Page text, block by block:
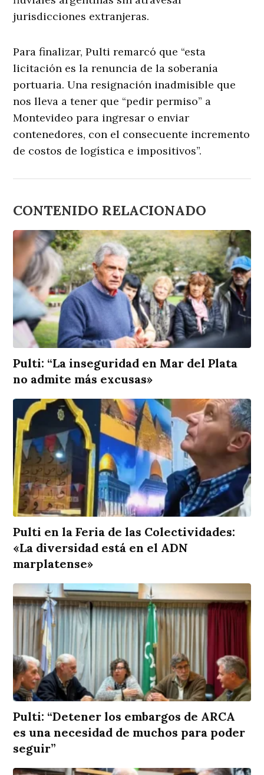
jurisdicciones extranjeras.
Para finalizar, Pulti remarcó que “esta
licitación es la renuncia de la soberanía
portuaria. Una resignación inadmisible que
nos lleva a tener que “pedir permiso” a
Montevideo para ingresar o enviar
contenedores, con el consecuente incremento
de costos de logística e impositivos”.
CONTENIDO RELACIONADO
Pulti: “La inseguridad en Mar del Plata
no admite más excusas»
Pulti en la Feria de las Colectividades:
«La diversidad está en el ADN
marplatense»
Pulti: “Detener los embargos de ARCA
es una necesidad de muchos para poder
seguir”